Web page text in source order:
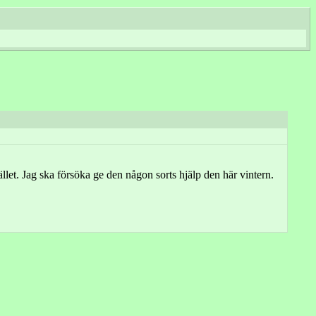
Jag ska försöka ge den någon sorts hjälp den här vintern.